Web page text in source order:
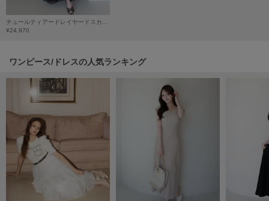
LAATO
ラート
ル
le coq sportif
ルコックスポルティフ
LeSportsac
レスポートサック
LILY BROWN
リリーブラウン
LILY BROWN Lingerie
リリーブラウンランジェリー
¥24,970
ワンピース/ドレスの人気ランキング